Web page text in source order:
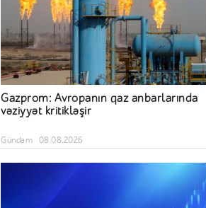
Gazprom: Avropanın qaz anbarlarında
vəziyyət kritikləşir
Gündəm 08.08.2026